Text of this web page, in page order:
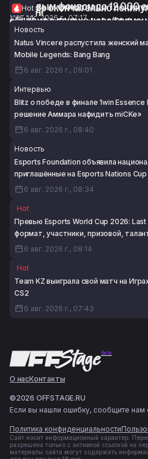
призовым фондом до 12 000
6 авг. 2026 г., 07:17
deLonge окончательно
объявил о поиске новой
6 авг. 2026 г., 06:27
Hot
mokrivskiy Club и shoke Club
итоги пятого дня WINLINE
5 авг. 2026 г., 21:45
Новости
Новость
Natus Vincere распустила женский
Mobile Legends: Bang Bang
6 авг. 2026 г., 09:01
Интервью
Blitz о победе в финале 1win Essence
решение Аммара нафидить miCKe»
6 авг. 2026 г., 08:40
Новость
Esports Foundation объявила
приглашённые на Esports Nations
6 авг. 2026 г., 08:34
Hot
Превью Esports World Cup 2026: Last
формат, участники, призовой,
6 авг. 2026 г., 08:14
Hot
Team KZ выиграла свой матч на
CS2
6 авг. 2026 г., 07:43
Beta
О насКонтакты
©2026 OFFSTAGE.RU
Если вы нашли ошибку, сообщите нам
Политика конфиденциальности
Сайт носит информационный характер.
разрешена только с активной ссылкой на
материалы сайта могут содержать